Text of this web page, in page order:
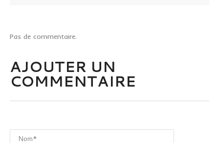
Pas de commentaire.
AJOUTER UN
COMMENTAIRE